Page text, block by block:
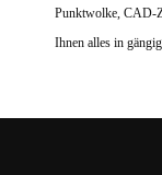
Punktwolke, CAD-
Ihnen alles in